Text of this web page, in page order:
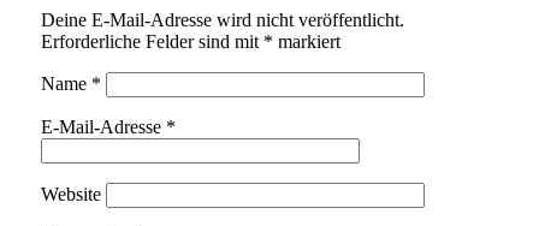
Deine E-Mail-Adresse wird nicht veröffentlicht.
Erforderliche Felder sind mit * markiert
Name *
E-Mail-Adresse *
Website